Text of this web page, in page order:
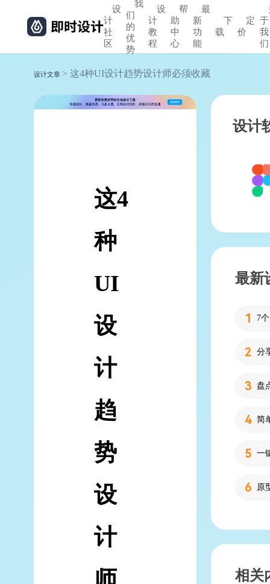
设
计
社
区
我
们
的
优
势
设
计
教
程
帮
助
中
心
最
新
功
能
下
载
定
价
于
我
们
设计文章 > 这4种UI设计趋势设计师必须收藏
这4
种
UI
设
计
趋
势
设
计
设计
最新
7
分
简
相关